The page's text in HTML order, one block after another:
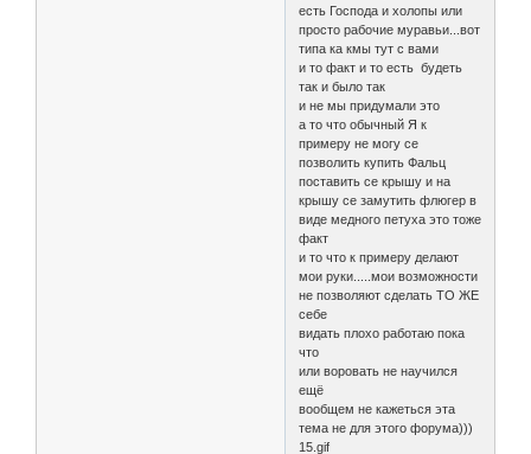
есть Господа и холопы или
просто рабочие муравьи...вот
типа ка кмы тут с вами
и то факт и то есть будеть
так и было так
и не мы придумали это
а то что обычный Я к
примеру не могу се
позволить купить Фальц
поставить се крышу и на
крышу се замутить флюгер в
виде медного петуха это тоже
факт
и то что к примеру делают
мои руки.....мои возможности
не позволяют сделать ТО ЖЕ
себе
видать плохо работаю пока
что
или воровать не научился
ещё
вообщем не кажеться эта
тема не для этого форума)))
15.gif